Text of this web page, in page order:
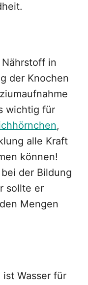
in
der Knochen
wichtig für
,
alle Kraft
können!
der Bildung
sollte er
Mengen
Wasser für